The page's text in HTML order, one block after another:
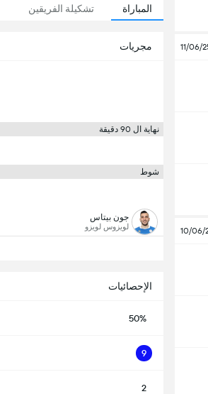
11/06/
10/06/
المباراة تشكيلة الفريقين
مجريات
نهاية ال 90 دقيقة
شوط
جون بيتاس
لويزوس لويزو
الإحصائيات
50%
9
2